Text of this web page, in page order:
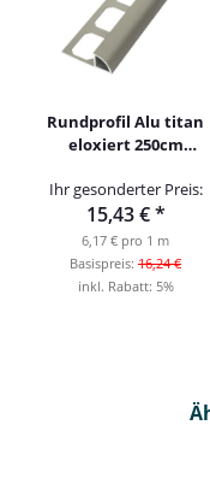
Rundprofil Alu titan
eloxiert 250cm
Ihr gesonderter Preis:
15,43 €*
6,17 € pro 1 m
Basispreis: 16,24 €
inkl. Rabatt: 5%